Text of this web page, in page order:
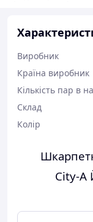
Виробник
Країна виробник
Кількість пар в
Склад
Колір
City-A